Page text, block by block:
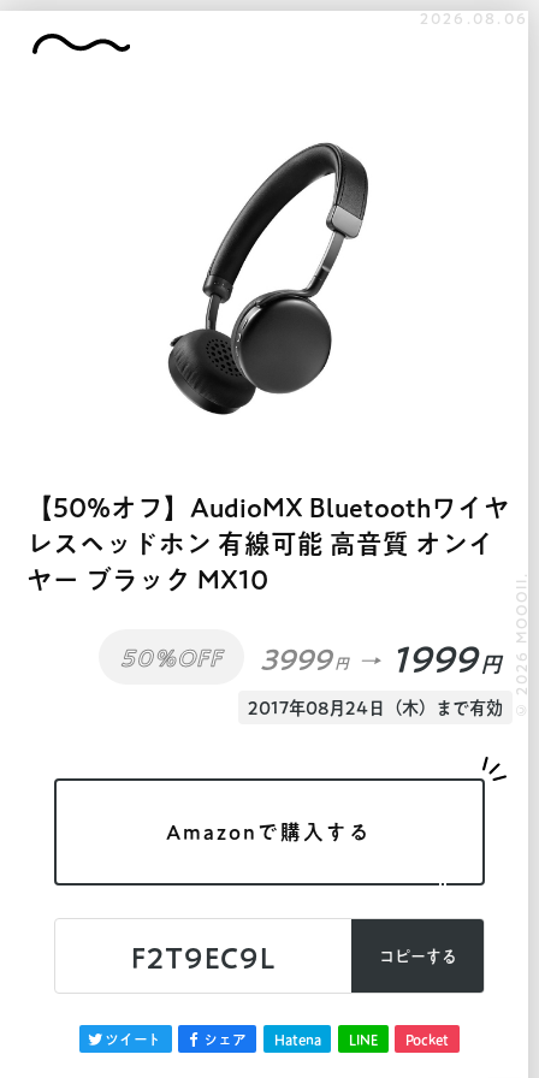
2026.08.06
【50%オフ】AudioMX Bluetoothワイヤ
レスヘッドホン 有線可能 高音質 オンイ
ヤー ブラック MX10
50%OFF 3999 円 1999 円
2017年08月24日（木）まで有効
Amazonで購入する
F2T9EC9L コピーする
ツイート シェア Hatena LINE Pocket
© 2026 MOOOII.